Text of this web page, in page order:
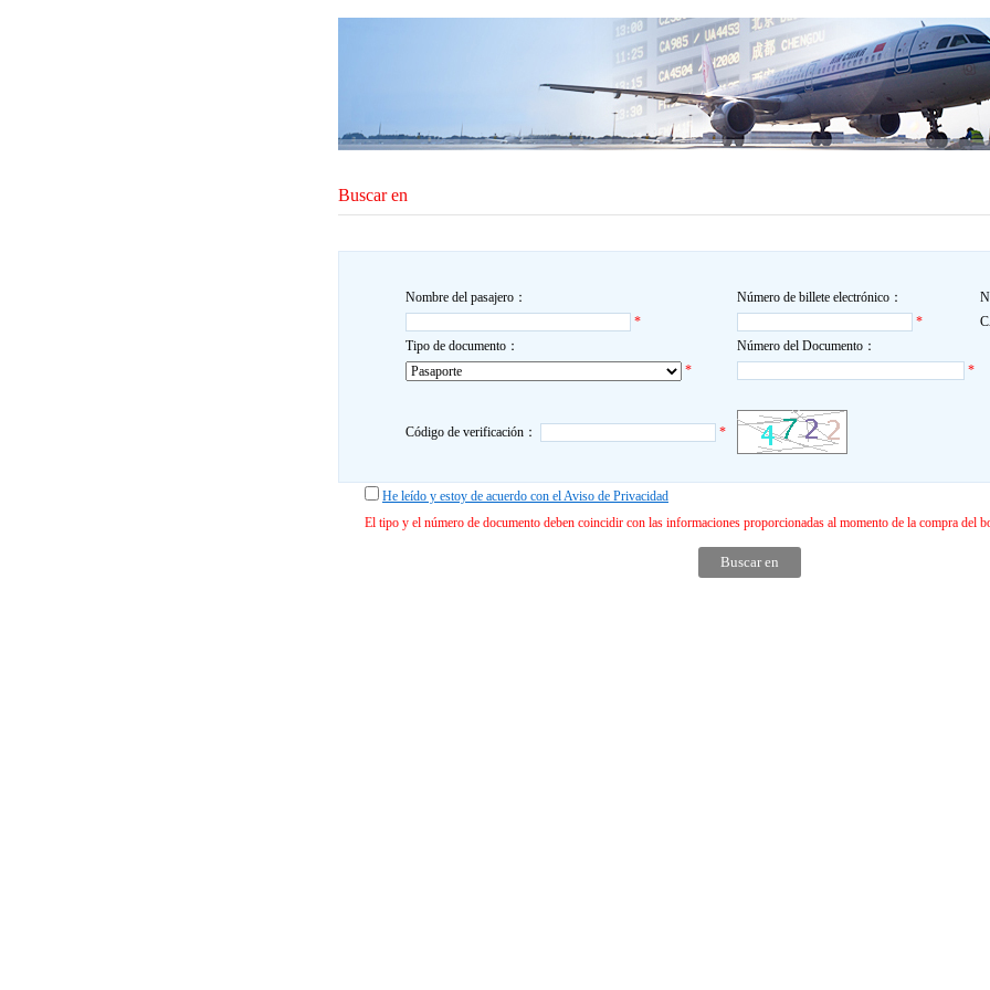
Buscar en
Nombre del pasajero：
*
Número de billete electrónico：
*
Tipo de documento：
*
Número del Documento：
*
Código de verificación： *
He leído y estoy de acuerdo con el Aviso de Privacidad
El tipo y el número de documento deben coincidir con las informaciones proporcionadas al momento de la compra del